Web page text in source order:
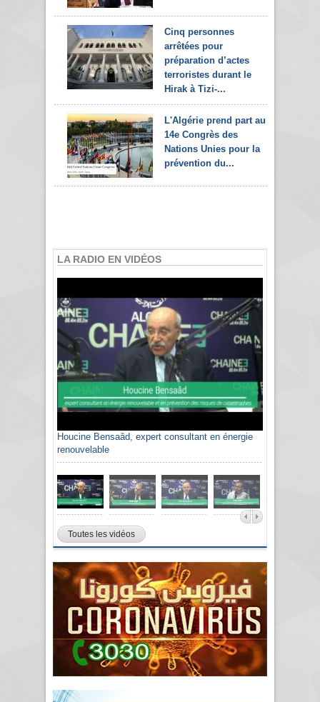
Cinq personnes
arrêtées pour
préparation d’actes
terroristes durant le
Hirak à Tizi-...
L'Algérie prend part au
14e Congrès des
Nations Unies pour la
prévention du...
LA RADIO EN VIDÉOS
Houcine Bensaâd, expert consultant en énergie
renouvelable
Toutes les vidéos